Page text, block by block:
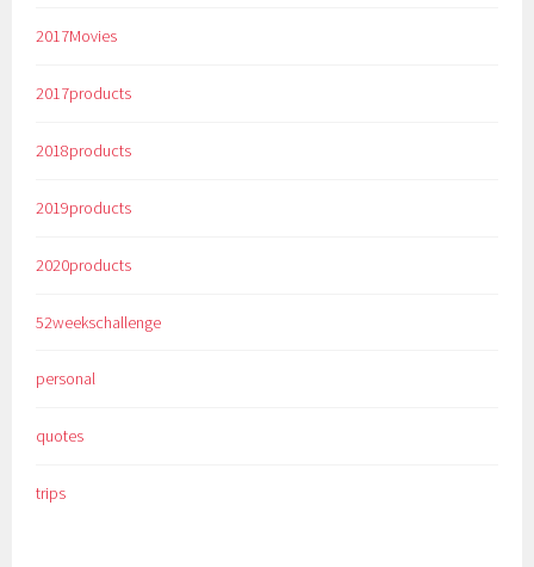
2017Movies
2017products
2018products
2019products
2020products
52weekschallenge
personal
quotes
trips